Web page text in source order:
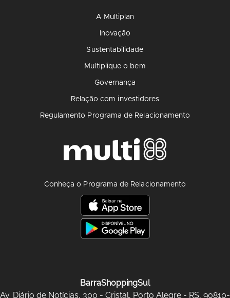
A Multiplan
Inovação
Sustentabilidade
Multiplique o bem
Governança
Relação com investidores
Regulamento Programa de Relacionamento
Conheça o Programa de Relacionamento
BarraShoppingSul
Av. Diário de Notícias, 300 - Cristal, Porto Alegre - RS, 90810-